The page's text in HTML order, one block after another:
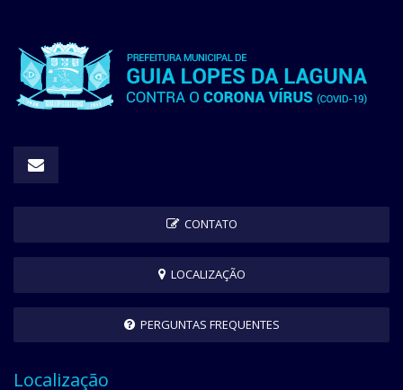
CONTATO
LOCALIZAÇÃO
PERGUNTAS FREQUENTES
Localização